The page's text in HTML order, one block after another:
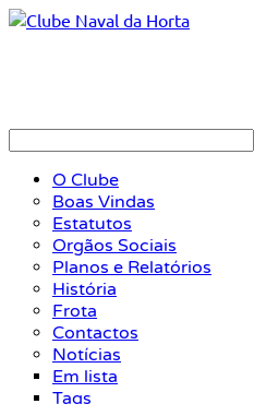
O Clube
Boas Vindas
Estatutos
Orgãos Sociais
Planos e Relatórios
História
Frota
Contactos
Notícias
Em lista
Tags